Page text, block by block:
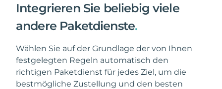
Integrieren Sie beliebig viele
andere Paketdienste.
Wählen Sie auf der Grundlage der von Ihnen
festgelegten Regeln automatisch den
richtigen Paketdienst für jedes Ziel, um die
bestmögliche Zustellung und den besten